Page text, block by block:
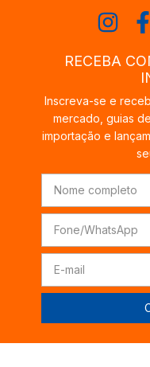
RECEBA
Inscreva-se e
mercado, guias
importação e